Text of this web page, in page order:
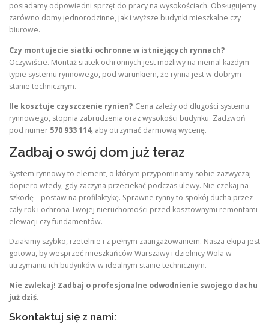
posiadamy odpowiedni sprzęt do pracy na wysokościach. Obsługujemy
zarówno domy jednorodzinne, jak i wyższe budynki mieszkalne czy
biurowe.
Czy montujecie siatki ochronne w istniejących rynnach?
Oczywiście. Montaż siatek ochronnych jest możliwy na niemal każdym
typie systemu rynnowego, pod warunkiem, że rynna jest w dobrym
stanie technicznym.
Ile kosztuje czyszczenie rynien? Cena zależy od długości systemu
rynnowego, stopnia zabrudzenia oraz wysokości budynku. Zadzwoń
pod numer 570 933 114, aby otrzymać darmową wycenę.
Zadbaj o swój dom już teraz
System rynnowy to element, o którym przypominamy sobie zazwyczaj
dopiero wtedy, gdy zaczyna przeciekać podczas ulewy. Nie czekaj na
szkodę – postaw na profilaktykę. Sprawne rynny to spokój ducha przez
cały rok i ochrona Twojej nieruchomości przed kosztownymi remontami
elewacji czy fundamentów.
Działamy szybko, rzetelnie i z pełnym zaangażowaniem. Nasza ekipa jest
gotowa, by wesprzeć mieszkańców Warszawy i dzielnicy Wola w
utrzymaniu ich budynków w idealnym stanie technicznym.
Nie zwlekaj! Zadbaj o profesjonalne odwodnienie swojego dachu
już dziś.
Skontaktuj się z nami: